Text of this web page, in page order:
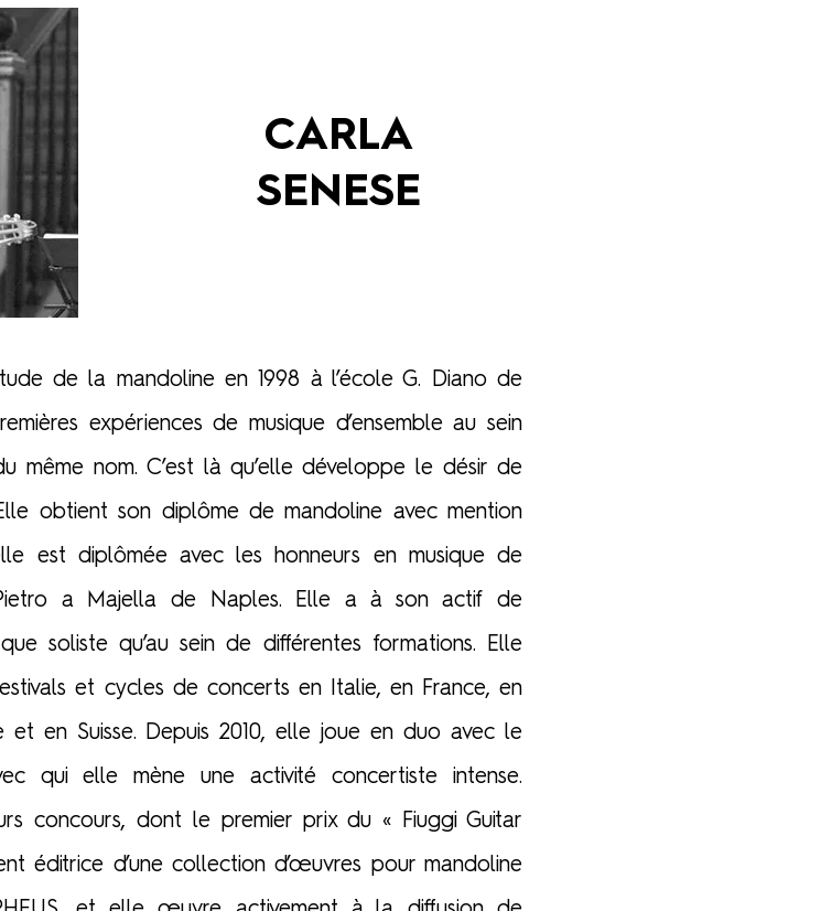
de la mandoline en 1998 à l’école G. Diano de
expériences de musique d’ensemble au sein
même nom. C’est là qu’elle développe le désir de
obtient son diplôme de mandoline avec mention
est diplômée avec les honneurs en musique de
a Majella de Naples. Elle a à son actif de
soliste qu’au sein de différentes formations. Elle
et cycles de concerts en Italie, en France, en
et en Suisse. Depuis 2010, elle joue en duo avec le
qui elle mène une activité concertiste intense.
concours, dont le premier prix du « Fiuggi Guitar
éditrice d’une collection d’œuvres pour mandoline
CARLA
SENESE